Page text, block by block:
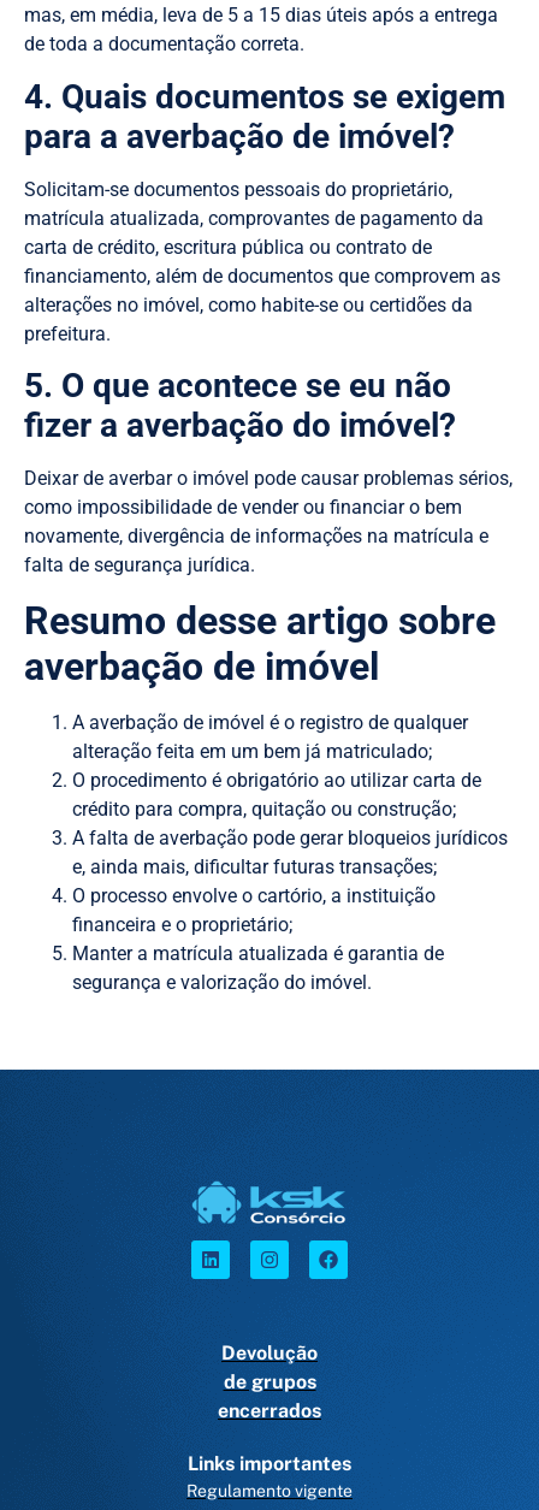
mas, em média, leva de 5 a 15 dias úteis após a entrega
de toda a documentação correta.
4. Quais documentos se exigem
para a averbação de imóvel?
Solicitam-se documentos pessoais do proprietário,
matrícula atualizada, comprovantes de pagamento da
carta de crédito, escritura pública ou contrato de
financiamento, além de documentos que comprovem as
alterações no imóvel, como habite-se ou certidões da
prefeitura.
5. O que acontece se eu não
fizer a averbação do imóvel?
Deixar de averbar o imóvel pode causar problemas sérios,
como impossibilidade de vender ou financiar o bem
novamente, divergência de informações na matrícula e
falta de segurança jurídica.
Resumo desse artigo sobre
averbação de imóvel
A averbação de imóvel é o registro de qualquer
alteração feita em um bem já matriculado;
O procedimento é obrigatório ao utilizar carta de
crédito para compra, quitação ou construção;
A falta de averbação pode gerar bloqueios jurídicos
e, ainda mais, dificultar futuras transações;
O processo envolve o cartório, a instituição
financeira e o proprietário;
Manter a matrícula atualizada é garantia de
segurança e valorização do imóvel.
Devolução
de grupos
encerrados
Links importantes
Regulamento vigente